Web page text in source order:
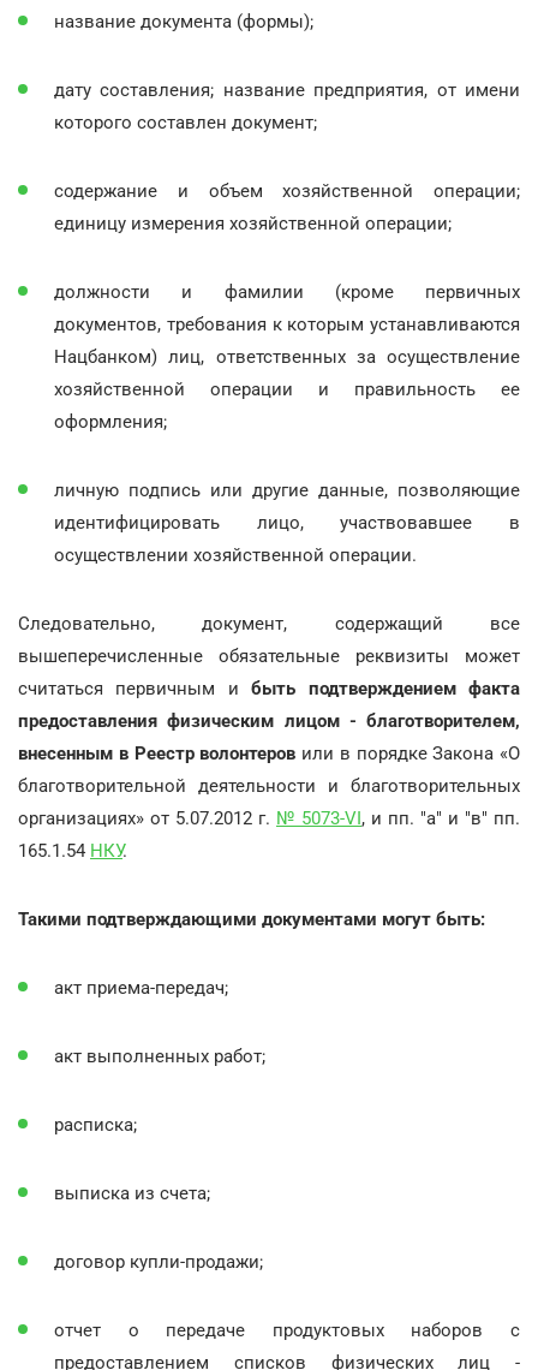
название документа (формы);
дату составления; название предприятия, от имени
которого составлен документ;
содержание и объем хозяйственной операции;
единицу измерения хозяйственной операции;
должности и фамилии (кроме первичных
документов, требования к которым устанавливаются
Нацбанком) лиц, ответственных за осуществление
хозяйственной операции и правильность ее
оформления;
личную подпись или другие данные, позволяющие
идентифицировать лицо, участвовавшее в
осуществлении хозяйственной операции.
Следовательно, документ, содержащий все
вышеперечисленные обязательные реквизиты может
считаться первичным ибыть подтверждением факта
предоставления физическим лицом - благотворителем,
внесенным в Реестр волонтеров или в порядке Закона «О
благотворительной деятельности и благотворительных
организациях» от 5.07.2012 г. № 5073-VI, и пп. "а" и "в" пп.
165.1.54 НКУ.
Такими подтверждающими документами могут быть:
акт приема-передач;
акт выполненных работ;
расписка;
выписка из счета;
договор купли-продажи;
отчет о передаче продуктовых наборов с
предоставлением списков физических лиц -